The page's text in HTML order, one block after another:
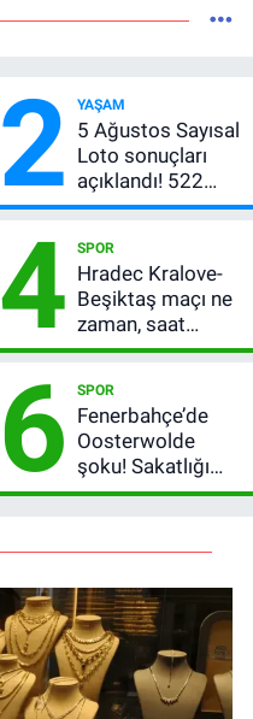
2 YAŞAM
5 Ağustos Sayısal
Loto sonuçları
açıklandı! 522
milyon TL devretti
4 SPOR
Hradec Kralove-
Beşiktaş maçı ne
zaman, saat
kaçta? Şifresiz
3. Ön Eleme Turu
6 SPOR
Fenerbahçe’de
Oosterwolde
şoku! Sakatlığı
ciddi mi, kaç hafta